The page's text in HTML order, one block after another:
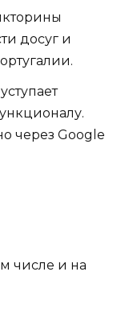
досуг и
через Google
числе и на